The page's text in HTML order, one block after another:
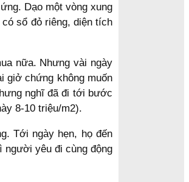
Dạo một vòng xung
sổ đỏ riêng, diện tích
nữa. Nhưng vài ngày
giở chứng không muốn
nghĩ đã đi tới bước
8-10 triệu/m2).
Tới ngày hẹn, họ đến
người yêu đi cùng động